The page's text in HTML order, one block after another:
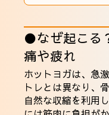
●なぜ起こる
痛や疲れ
ホットヨガは、急
トレとは異なり、
自然な収縮を利用